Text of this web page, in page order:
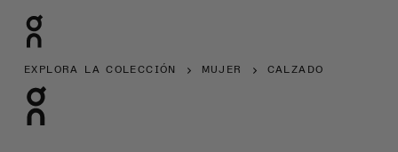
EXPLORA LA COLECCIÓN MUJER CALZADO